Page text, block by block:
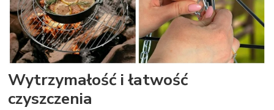
Wytrzymałość i łatwość
czyszczenia